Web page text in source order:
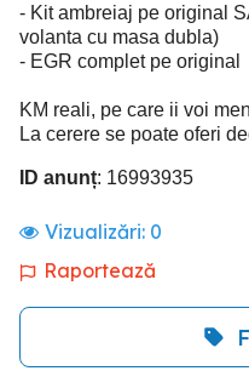
- Kit ambreiaj pe original
volanta cu masa dubla)
- EGR complet pe original
KM reali, pe care ii voi
La cerere se poate oferi
ID anunț: 16993935
Vizualizări: 0
Raportează